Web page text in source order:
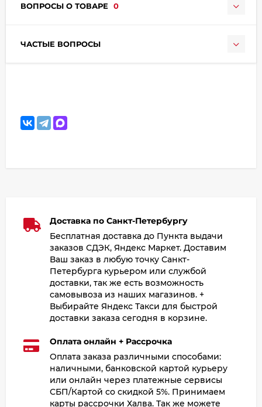
ВОПРОСЫ О ТОВАРЕ 0
ЧАСТЫЕ ВОПРОСЫ
Доставка по Санкт-Петербургу
Бесплатная доставка до Пункта выдачи
заказов СДЭК, Яндекс Маркет. Доставим
Ваш заказ в любую точку Санкт-
Петербурга курьером или службой
доставки, так же есть возможность
самовывоза из наших магазинов. +
Выбирайте Яндекс Такси для быстрой
доставки заказа сегодня в корзине.
Оплата онлайн + Рассрочка
Оплата заказа различными способами:
наличными, банковской картой курьеру
или онлайн через платежные сервисы
СБП/Картой со скидкой 5%. Принимаем
карты рассрочки Халва. Так же можете